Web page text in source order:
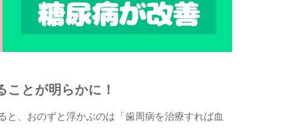
ことが明らかに！
と、 おのずと浮かぶのは 「歯周病を治療すれば血